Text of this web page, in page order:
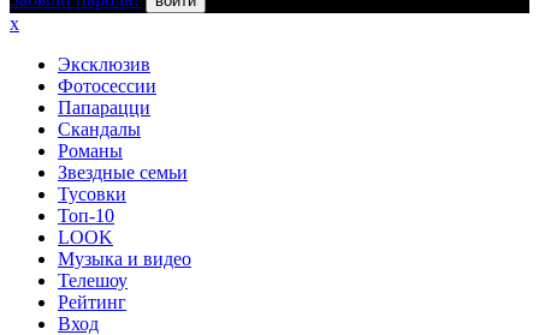
x
Эксклюзив
Фотосессии
Папарацци
Скандалы
Романы
Звездные семьи
Тусовки
Топ-10
LOOK
Музыка и видео
Телешоу
Рейтинг
Вход